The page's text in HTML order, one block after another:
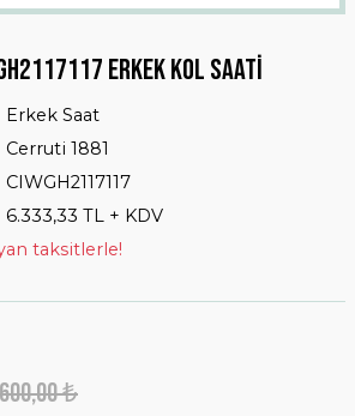
Erkek Kol Saati
Erkek Saat
Cerruti 1881
CIWGH2117117
6.333,33 TL + KDV
taksitlerle!
₺